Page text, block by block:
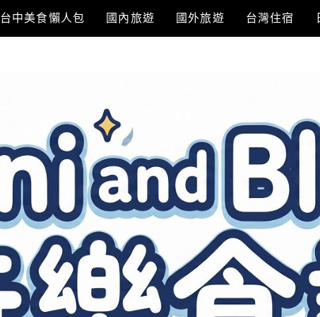
台中美食懶人包 國內旅遊 國外旅遊 台灣住宿